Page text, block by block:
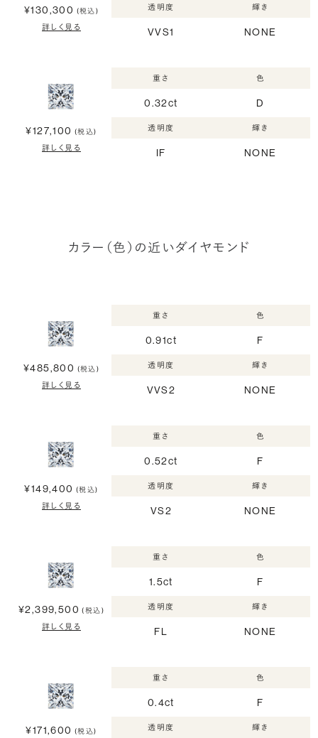
¥130,300 (税込)
詳しく見る
透明度
VVS1
輝き
NONE
¥127,100 (税込)
詳しく見る
重さ
0.32ct
色
D
透明度
IF
輝き
NONE
カラー（色）の近いダイヤモンド
¥485,800 (税込)
詳しく見る
重さ
0.91ct
色
F
透明度
VVS2
輝き
NONE
¥149,400 (税込)
詳しく見る
重さ
0.52ct
色
F
透明度
VS2
輝き
NONE
¥2,399,500 (税込)
詳しく見る
重さ
1.5ct
色
F
透明度
FL
輝き
NONE
¥171,600 (税込)
重さ
0.4ct
色
F
透明度 輝き